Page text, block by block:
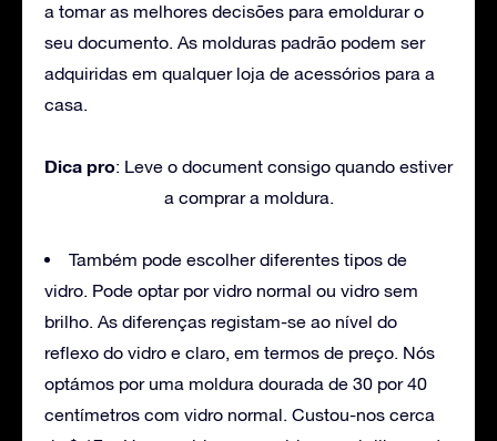
a tomar as melhores decisões para emoldurar o
seu documento. As molduras padrão podem ser
adquiridas em qualquer loja de acessórios para a
casa.
Dica pro: Leve o document consigo quando estiver
a comprar a moldura.
Também pode escolher diferentes tipos de
vidro. Pode optar por vidro normal ou vidro sem
brilho. As diferenças registam-se ao nível do
reflexo do vidro e claro, em termos de preço. Nós
optámos por uma moldura dourada de 30 por 40
centímetros com vidro normal. Custou-nos cerca